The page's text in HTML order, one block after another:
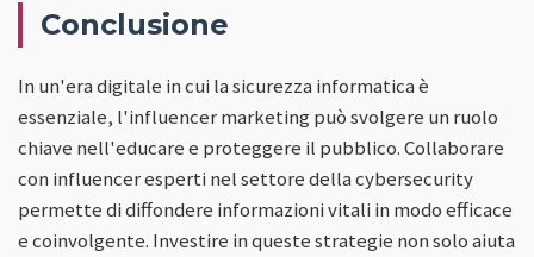
Conclusione
In un'era digitale in cui la sicurezza informatica è
essenziale, l'influencer marketing può svolgere un ruolo
chiave nell'educare e proteggere il pubblico. Collaborare
con influencer esperti nel settore della cybersecurity
permette di diffondere informazioni vitali in modo efficace
e coinvolgente. Investire in queste strategie non solo aiuta